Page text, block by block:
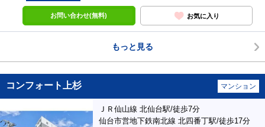
お問い合わせ(無料) お気に入り
もっと見る
コンフォート上杉 マンション
ＪＲ仙山線 北仙台駅/徒歩7分
仙台市営地下鉄南北線 北四番丁駅/徒歩17分